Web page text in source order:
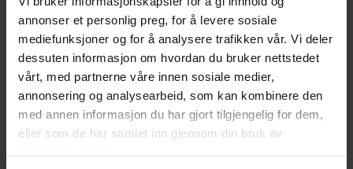
annonser et personlig preg, for å levere sosiale
mediefunksjoner og for å analysere trafikken vår. Vi deler
dessuten informasjon om hvordan du bruker nettstedet
vårt, med partnerne våre innen sosiale medier,
annonsering og analysearbeid, som kan kombinere den
med annen informasjon du har gjort tilgjengelig for dem,
eller som de har samlet inn gjennom din bruk av
Produktbilde FK 315544
Produktbilde FK 315544 Last ned
Produktbilde FK 315544 Last ned
Vis mer
MøtGram